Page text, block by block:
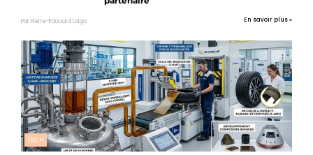
Par Pierre-Edouard Laigo En savoir plus »
TECH